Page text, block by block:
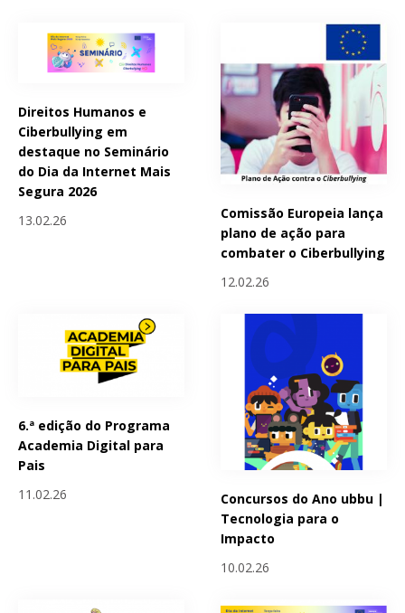
Direitos Humanos e
Ciberbullying em
destaque no Seminário
do Dia da Internet Mais
Segura 2026
13.02.26
Comissão Europeia lança
plano de ação para
combater o Ciberbullying
12.02.26
6.ª edição do Programa
Academia Digital para
Pais
11.02.26
Concursos do Ano ubbu |
Tecnologia para o
Impacto
10.02.26